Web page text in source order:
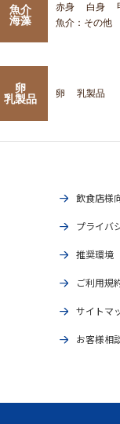
魚介
海藻
赤身 白身
魚介：その他
卵
乳製品
卵 乳製品
飲食店様
プライバ
推奨環境
ご利用規
サイトマ
お客様相